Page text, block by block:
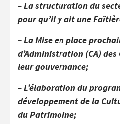
– La structuration du
pour qu’il y ait une
– La Mise en place
d’Administration (CA)
leur gouvernance;
– L’élaboration du
développement de la
du Patrimoine;